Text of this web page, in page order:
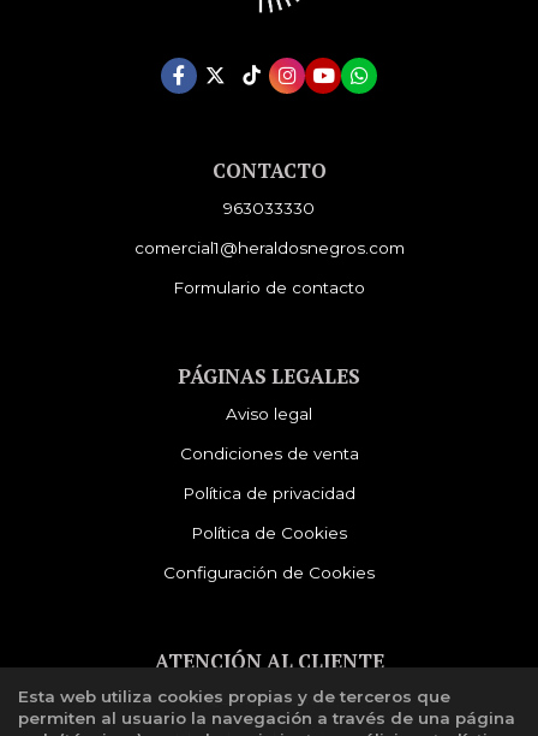
CONTACTO
963033330
comercial1@heraldosnegros.com
Formulario de contacto
PÁGINAS LEGALES
Aviso legal
Condiciones de venta
Política de privacidad
Política de Cookies
Configuración de Cookies
ATENCIÓN AL CLIENTE
Quiénes somos
Esta web utiliza cookies propias y de terceros que
permiten al usuario la navegación a través de una página